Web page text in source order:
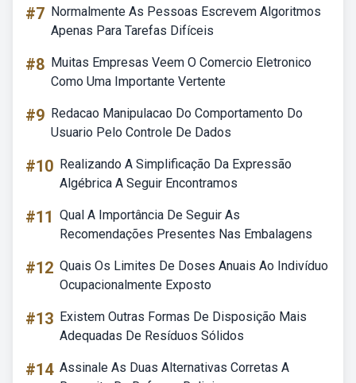
#7 Normalmente As Pessoas Escrevem Algoritmos
Apenas Para Tarefas Difíceis
#8 Muitas Empresas Veem O Comercio Eletronico
Como Uma Importante Vertente
#9 Redacao Manipulacao Do Comportamento Do
Usuario Pelo Controle De Dados
#10 Realizando A Simplificação Da Expressão
Algébrica A Seguir Encontramos
#11 Qual A Importância De Seguir As
Recomendações Presentes Nas Embalagens
#12 Quais Os Limites De Doses Anuais Ao Indivíduo
Ocupacionalmente Exposto
#13 Existem Outras Formas De Disposição Mais
Adequadas De Resíduos Sólidos
#14 Assinale As Duas Alternativas Corretas A